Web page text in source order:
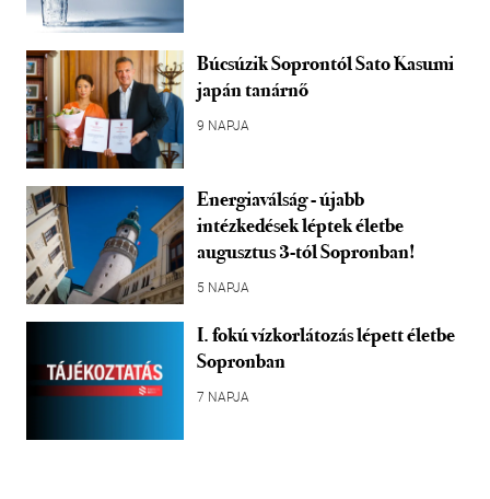
Búcsúzik Soprontól Sato Kasumi
japán tanárnő
9 NAPJA
Energiaválság - újabb
intézkedések léptek életbe
augusztus 3-tól Sopronban!
5 NAPJA
I. fokú vízkorlátozás lépett életbe
Sopronban
7 NAPJA